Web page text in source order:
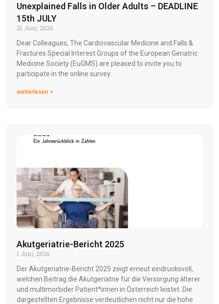
Unexplained Falls in Older Adults – DEADLINE
15th JULY
21 Juni, 2026
Dear Colleagues, The Cardiovascular Medicine and Falls &
Fractures Special Interest Groups of the European Geriatric
Medicine Society (EuGMS) are pleased to invite you to
participate in the online survey:
weiterlesen >
Akutgeriatrie-Bericht 2025
1 Juni, 2026
Der Akutgeriatrie-Bericht 2025 zeigt erneut eindrucksvoll,
welchen Beitrag die Akutgeriatrie für die Versorgung älterer
und multimorbider Patient*innen in Österreich leistet. Die
dargestellten Ergebnisse verdeutlichen nicht nur die hohe